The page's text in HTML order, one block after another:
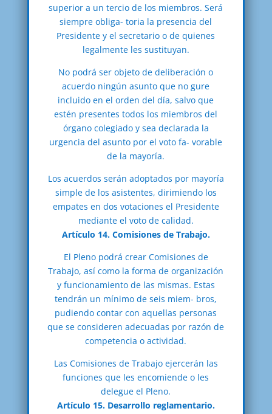
superior a un tercio de los miembros. Será
siempre obliga- toria la presencia del
Presidente y el secretario o de quienes
legalmente les sustituyan.
No podrá ser objeto de deliberación o
acuerdo ningún asunto que no gure
incluido en el orden del día, salvo que
estén presentes todos los miembros del
órgano colegiado y sea declarada la
urgencia del asunto por el voto fa- vorable
de la mayoría.
Los acuerdos serán adoptados por mayoría
simple de los asistentes, dirimiendo los
empates en dos votaciones el Presidente
mediante el voto de calidad.
Artículo 14. Comisiones de Trabajo.
El Pleno podrá crear Comisiones de
Trabajo, así como la forma de organización
y funcionamiento de las mismas. Estas
tendrán un mínimo de seis miem- bros,
pudiendo contar con aquellas personas
que se consideren adecuadas por razón de
competencia o actividad.
Las Comisiones de Trabajo ejercerán las
funciones que les encomiende o les
delegue el Pleno.
Artículo 15. Desarrollo reglamentario.